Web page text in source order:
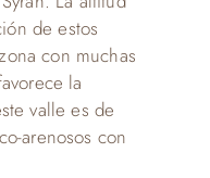
de estos
con muchas
la
valle es de
arenosos con